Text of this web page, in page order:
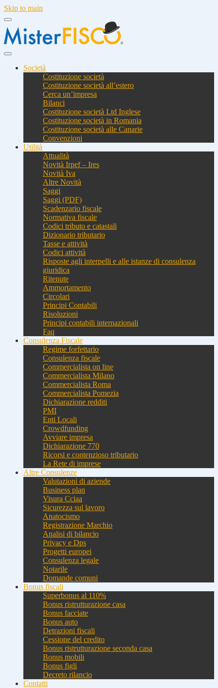
Skip to main
Società
Costituzione società
Costituzione società all’estero
Cerca un’impresa
Bilanci
Costituzione società Ltd Inglese
Costituzione società in Romania
Costituzione società alle Canarie
Convenzioni
Utilità
Attualità
Novità Irpef – Ires
Novità Iva
Altre Novità
Saggi
Saggi (PDF)
Scadenzario fiscale
Normativa fiscale
Codici tributo e catastali
Dizionario tributario
Tasse e attività
Codici attività
Risposte agli interpelli e alle istanze di consulenza
giuridica
Ritenute
Ammortamento
Circolari
Principi Contabili
Risoluzioni
Principi contabili internazionali
Faq
Consulenza Fiscale
Regime forfettario
Consulenza fiscale
Commercialista on line
Commercialista Milano
Commercialista Roma
Commercialista Pomezia
Dichiarazione redditi
PMI
Enti Locali
Crowdfunding
Avviare impresa
Dichiarazione 770
Ricorsi e contenzioso tributario
La Rete di imprese
Altre Consulenze
Valutazioni di aziende
Business plan
Visura Cciaa
Sicurezza sul lavoro
Anatocismo
Registrazione Marchio
Analisi di bilancio
Privacy e Dps
Progetti europei
Consulenza legale
Notarile
Domande comuni
Bonus fiscali
Superbonus al 110%
Bonus ristrutturazione casa
Bonus facciate
Bonus auto
Detrazioni fiscali
Cessione del credito
Bonus ristrutturazione seconda casa
Bonus mobili
Bonus figli
Decreto rilancio
Contatti